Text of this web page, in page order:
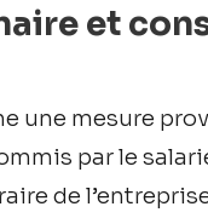
et
une mesure
par le
de